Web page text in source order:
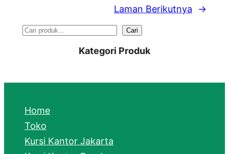
Laman Berikutnya →
S
r
h
Cari
Kategori Produk
Home
Toko
Kursi Kantor Jakarta